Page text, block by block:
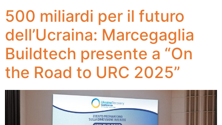
500 miliardi per il futuro
dell’Ucraina: Marcegaglia
Buildtech presente a “On
the Road to URC 2025”